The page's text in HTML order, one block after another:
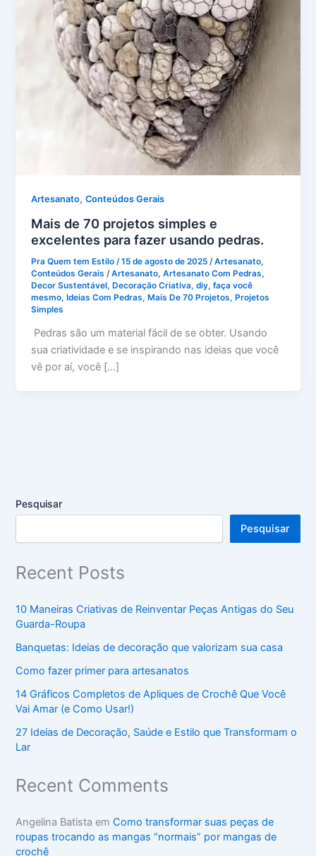
Artesanato,Conteúdos Gerais
Mais de 70 projetos simples e
excelentes para fazer usando pedras.
Pra Quem tem Estilo/15 de agosto de 2025/Artesanato,
Conteúdos Gerais /Artesanato,Artesanato Com Pedras,
Decor Sustentável, Decoração Criativa,diy,faça você
mesmo, Ideias Com Pedras, Mais De 70 Projetos, Projetos
Simples
Pedras são um material fácil de se obter. Usando
sua criatividade e se inspirando nas ideias que você
vê por aí, você […]
Pesquisar
Pesquisar
Recent Posts
10 Maneiras Criativas de Reinventar Peças Antigas do Seu
Guarda-Roupa
Banquetas: Ideias de decoração que valorizam sua casa
Como fazer primer para artesanatos
14 Gráficos Completos de Apliques de Crochê Que Você
Vai Amar (e Como Usar!)
27 Ideias de Decoração, Saúde e Estilo que Transformam o
Lar
Recent Comments
Angelina Batista em Como transformar suas peças de
roupas trocando as mangas “normais” por mangas de
crochê